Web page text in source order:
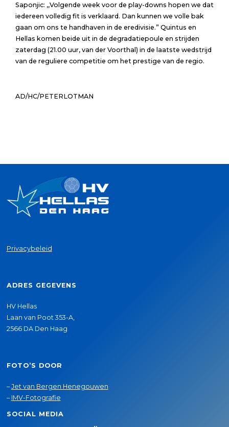
Saponjic: ,,Volgende week voor de play-downs hopen we dat
iedereen volledig fit is verklaard. Dan kunnen we volle bak
gaan om ons te handhaven in de eredivisie.” Quintus en
Hellas komen beide uit in de degradatiepoule en strijden
zaterdag (21.00 uur, van der Voorthal) in de laatste wedstrijd
van de reguliere competitie om het prestige van de regio.
AD/HC/PETERLOTMAN
Privacybeleid
ADRES GEGEVENS
HV Hellas
Laan van Poot 353-A,
2566 DA Den Haag
FOTO’S DOOR
–Jet van Bergen Henegouwen
– IMV-Fotografie
SOCIAL MEDIA